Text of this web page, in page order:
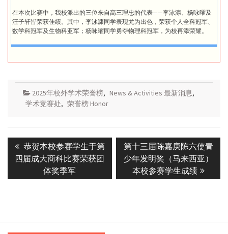
在本次比赛中，我校派出的三位来自高三理忠的代表——李泳漮、杨咏曜及
汪子轩皆荣获佳绩。其中，李泳漮同学表现尤为出色，荣获个人全科冠军、
数学科冠军及生物科亚军；杨咏曜同学勇夺物理科冠军，为校再添荣耀。
2025年校外学术荣誉榜, News & Activities 最新消息,
学术竞赛处, 荣誉榜 Honor
navigation
Previous
post:
恭贺本校参赛学生于第
四届成大商科比赛荣获团
体奖季军
Next
post:
第十三届陈嘉庚陈六使青
少年发明奖（马来西亚）
本校参赛学生成绩